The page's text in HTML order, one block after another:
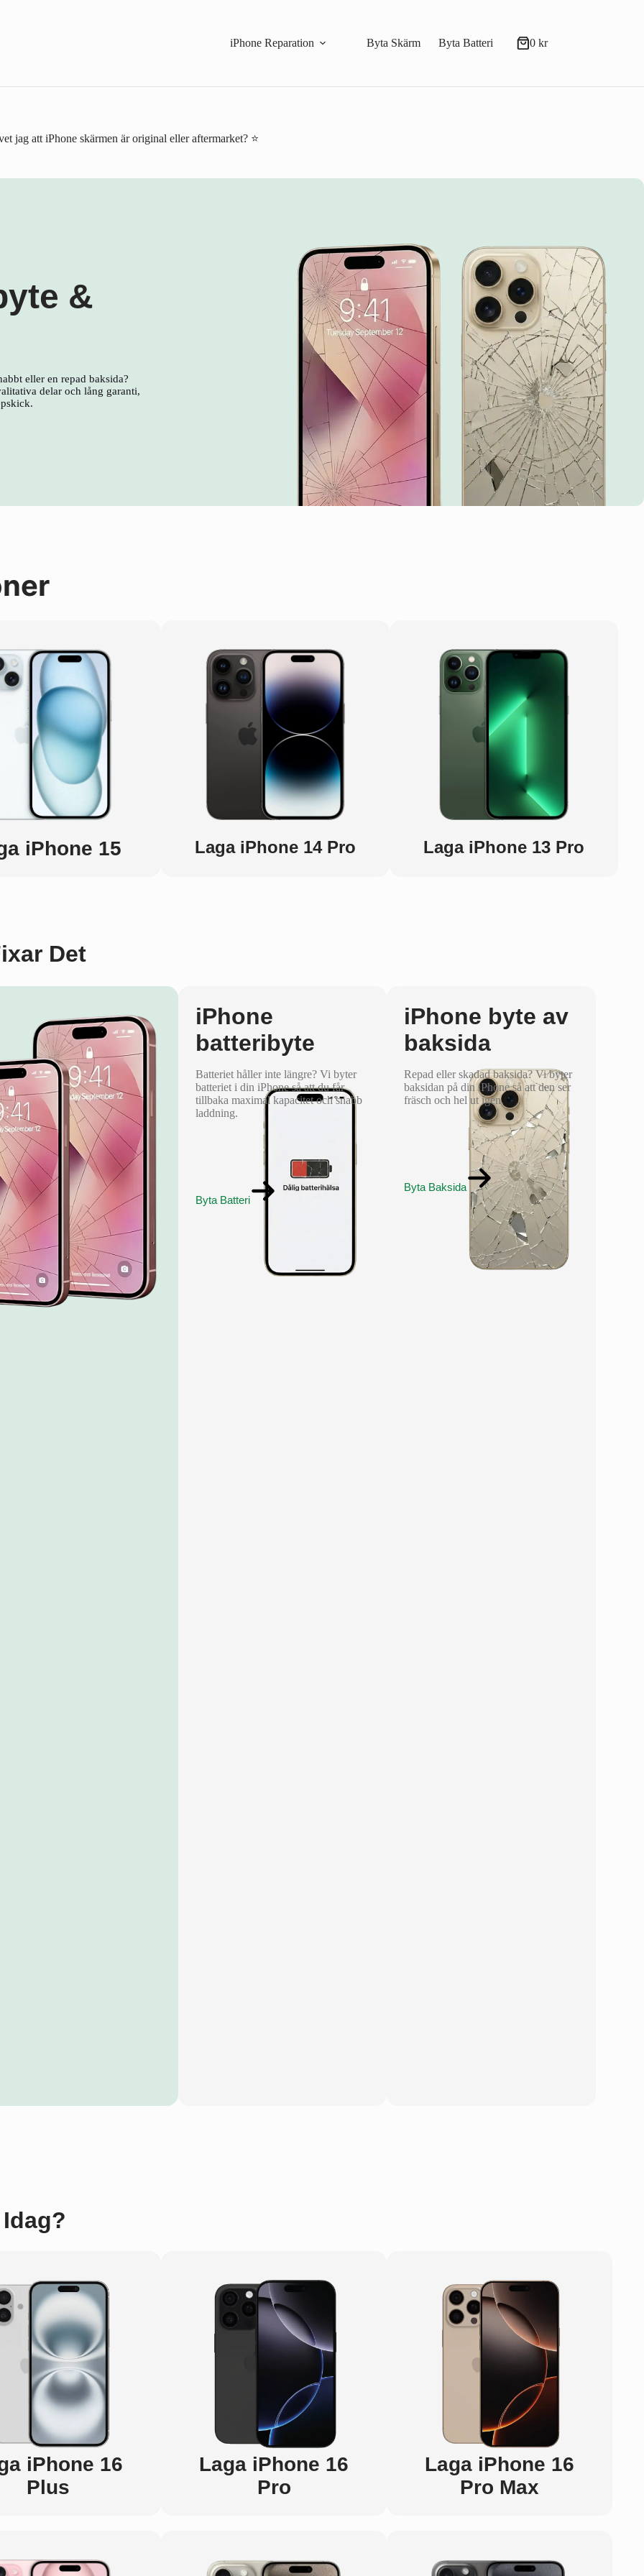
iPhone Reparation
Byta Skärm Byta Batteri Varukorg
0 kr
jag att iPhone skärmen är original eller aftermarket? ⭐
&
eller en repad baksida?
delar och lång garanti,
iPhone 15 Laga iPhone 14 Pro Laga iPhone 13 Pro
Det
iPhone
batteribyte
Batteriet håller inte längre? Vi byter
batteriet i din iPhone så att du får
tillbaka maximal kapacitet och snabb
laddning.
Byta Batteri
iPhone byte av
baksida
Repad eller skadad baksida? Vi byter
baksidan på din iPhone så att den ser
fräsch och hel ut igen.
Byta Baksida
iPhone 16
Plus
Laga iPhone 16
Pro
Laga iPhone 16
Pro Max